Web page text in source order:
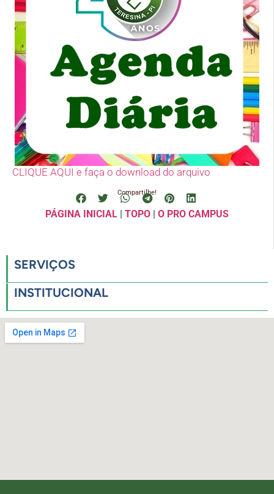
CLIQUE AQUI e faça o download do arquivo
Compartilhe!
PÁGINA INICIAL| TOPO| O PRO CAMPUS
SERVIÇOS
INSTITUCIONAL